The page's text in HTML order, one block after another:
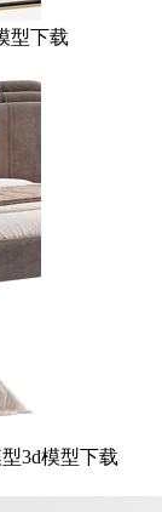
型下载
3d模型下载